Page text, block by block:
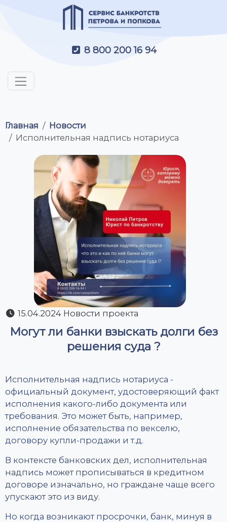
8 800 200 16 94
Главная
Новости
Исполнительная надпись нотариуса
15.04.2024 Новости проекта
Могут ли банки взыскать долги без
решения суда ?
Исполнительная надпись нотариуса -
официальный документ, удостоверяющий факт
исполнения какого-либо документа или
требования. Это может быть, например,
исполнение обязательства по векселю,
договору купли-продажи и т.д.
В контексте банковских дел, исполнительная
надпись может прописываться в кредитном
договоре изначально, но граждане чаще всего
упускают это из виду.
Но когда возникают просрочки, банк, минуя в